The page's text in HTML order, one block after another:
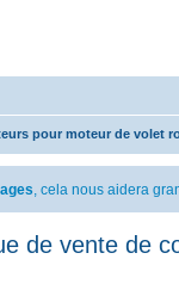
pour moteur de volet
, cela nous aidera
de vente de